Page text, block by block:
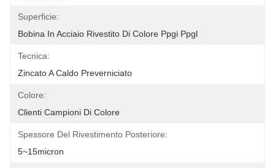
Superficie:
Bobina In Acciaio Rivestito Di Colore Ppgi Ppgl
Tecnica:
Zincato A Caldo Preverniciato
Colore:
Clienti Campioni Di Colore
Spessore Del Rivestimento Posteriore:
5~15micron